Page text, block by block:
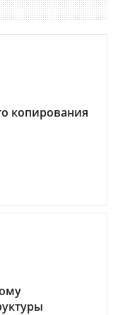
копирования